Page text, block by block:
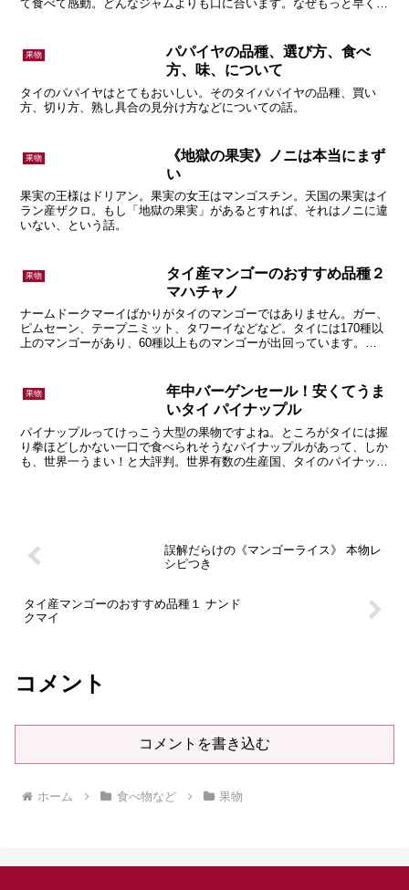
て食べて感動。どんなジャムよりも口に合います。なぜもっと早く食
果物
パパイヤの品種、選び方、食べ
方、味、について
タイのパパイヤはとてもおいしい。そのタイパパイヤの品種、買い
方、切り方、熟し具合の見分け方などについての話。
果物
《地獄の果実》ノニは本当にまず
い
果実の王様はドリアン。果実の女王はマンゴスチン。天国の果実はイ
ラン産ザクロ。もし「地獄の果実」があるとすれば、それはノニに違
いない、という話。
果物
タイ産マンゴーのおすすめ品種２
マハチャノ
ナームドークマーイばかりがタイのマンゴーではありません。ガー、
ピムセーン、テープニミット、タワーイなどなど。タイには170種以
上のマンゴーがあり、60種以上ものマンゴーが出回っています。今
果物
年中バーゲンセール！安くてうま
いタイ パイナップル
パイナップルってけっこう大型の果物ですよね。ところがタイには握
り拳ほどしかない一口で食べられそうなパイナップルがあって、しか
も、世界一うまい！と大評判。世界有数の生産国、タイのパイナップ
誤解だらけの《マンゴーライス》 本物レ
シピつき
タイ産マンゴーのおすすめ品種１ ナンド
クマイ
コメント
コメントを書き込む
ホーム 食べ物など 果物